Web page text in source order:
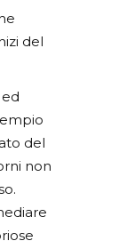
del
del
non